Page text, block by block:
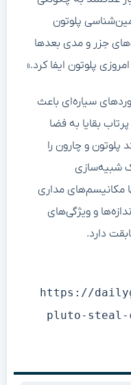
پلوتون
جزر و مدی بعدها
پلوتون ایفا کرد.»
سیاره‌ای باعث
بقایا به فضا
و چارون را
شبیه‌سازی
مکانیسم‌های مداری
و ویژگی‌های
دارد.
https://
pluto-steal-